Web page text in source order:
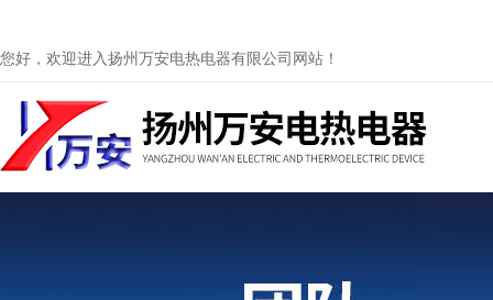
您好，欢迎进入扬州万安电热电器有限公司网站！